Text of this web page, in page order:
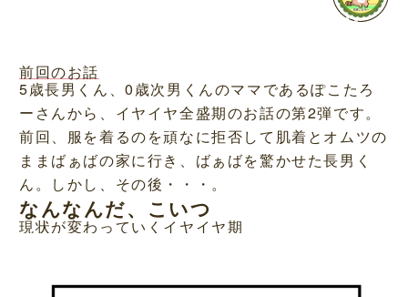
前回のお話
5歳長男くん、0歳次男くんのママであるぽこたろ
ーさんから、イヤイヤ全盛期のお話の第2弾です。
前回、服を着るのを頑なに拒否して肌着とオムツの
ままばぁばの家に行き、ばぁばを驚かせた長男く
ん。しかし、その後・・・。
なんなんだ、こいつ
現状が変わっていくイヤイヤ期